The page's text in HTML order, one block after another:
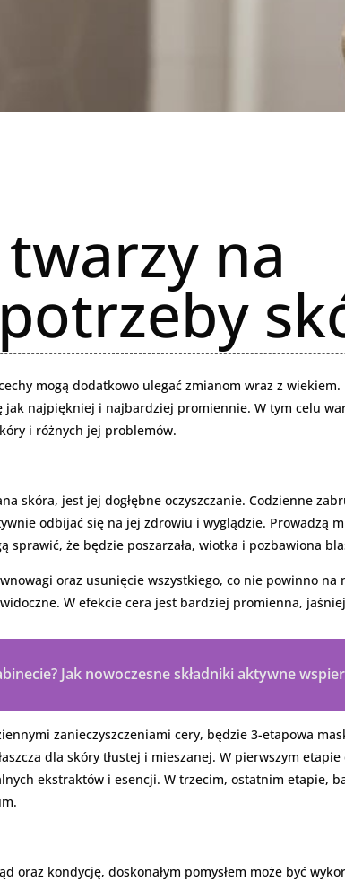
na
mogą dodatkowo ulegać zmianom wraz z wiekiem.
jak najpiękniej i najbardziej promiennie. W tym celu
i różnych jej problemów.
skóra, jest jej dogłębne oczyszczanie. Codzienne
odbijać się na jej zdrowiu i wyglądzie. Prowadzą
że będzie poszarzała, wiotka i pozbawiona
oraz usunięcie wszystkiego, co nie powinno
W efekcie cera jest bardziej promienna,
Jak nowoczesne składniki aktywne
zanieczyszczeniami cery, będzie 3-etapowa
dla skóry tłustej i mieszanej. W pierwszym
ekstraktów i esencji. W trzecim, ostatnim etapie,
oraz kondycję, doskonałym pomysłem może być